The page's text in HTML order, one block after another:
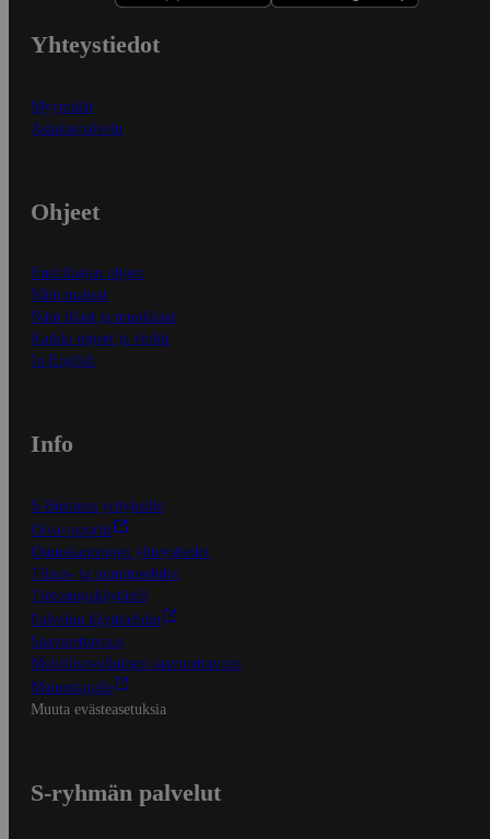
Yhteystiedot
Myymälät
Asiakaspalvelu
Ohjeet
Ensitilaajan ohjeet
Näin maksat
Näin tilaat ja muokkaat
Kaikki ohjeet ja vinkit
In English
Info
S-Business yrityksille
Oiva-raportit
Osuuskauppojen yhteystiedot
Tilaus- ja toimitusehdot
Tietosuojakäytäntö
Palvelun käyttöehdot
Saavutettavuus
Mobiilisovelluksen saavutettavuus
Mainostajalle
Muuta evästeasetuksia
S-ryhmän palvelut